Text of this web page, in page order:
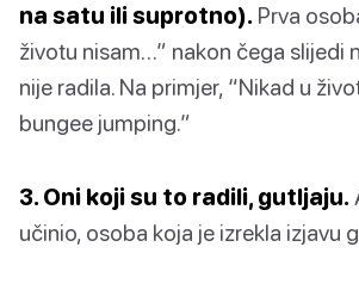
na satu ili suprotno). Prva
životu nisam…” nakon čega slijedi
nije radila. Na primjer, “Nikad u
bungee jumping.”
3. Oni koji su to radili, gutljaju.
učinio, osoba koja je izrekla izjavu